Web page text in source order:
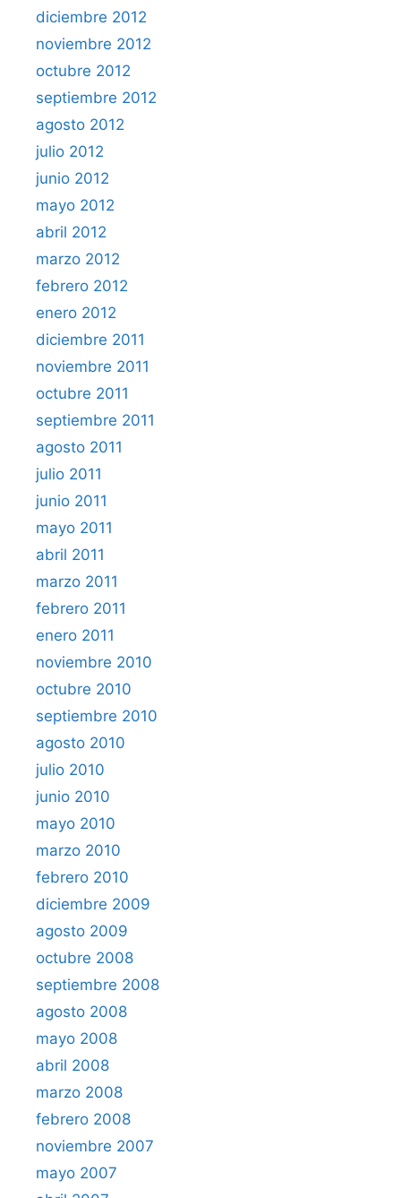
diciembre 2012
noviembre 2012
octubre 2012
septiembre 2012
agosto 2012
julio 2012
junio 2012
mayo 2012
abril 2012
marzo 2012
febrero 2012
enero 2012
diciembre 2011
noviembre 2011
octubre 2011
septiembre 2011
agosto 2011
julio 2011
junio 2011
mayo 2011
abril 2011
marzo 2011
febrero 2011
enero 2011
noviembre 2010
octubre 2010
septiembre 2010
agosto 2010
julio 2010
junio 2010
mayo 2010
marzo 2010
febrero 2010
diciembre 2009
agosto 2009
octubre 2008
septiembre 2008
agosto 2008
mayo 2008
abril 2008
marzo 2008
febrero 2008
noviembre 2007
mayo 2007